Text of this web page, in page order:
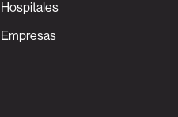
Hospitales
Empresas